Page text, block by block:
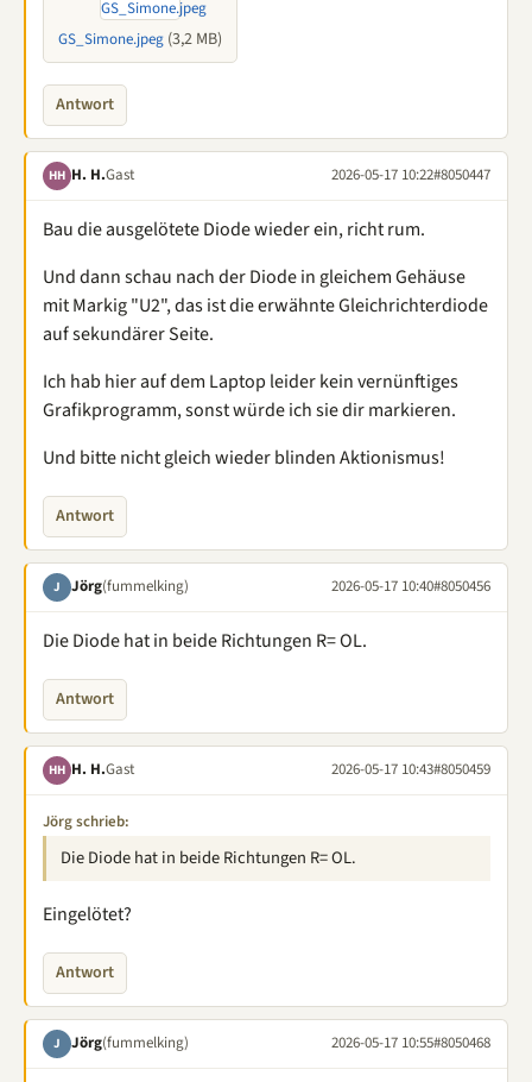
GS_Simone.jpeg (3,2 MB)
Antwort
HH H. H.Gast 2026-05-17 10:22#8050447
Bau die ausgelötete Diode wieder ein, richt rum.
Und dann schau nach der Diode in gleichem Gehäuse
mit Markig "U2", das ist die erwähnte Gleichrichterdiode
auf sekundärer Seite.
Ich hab hier auf dem Laptop leider kein vernünftiges
Grafikprogramm, sonst würde ich sie dir markieren.
Und bitte nicht gleich wieder blinden Aktionismus!
Antwort
J Jörg(fummelking) 2026-05-17 10:40#8050456
Die Diode hat in beide Richtungen R= OL.
Antwort
HH H. H.Gast 2026-05-17 10:43#8050459
Jörg schrieb:
Die Diode hat in beide Richtungen R= OL.
Eingelötet?
Antwort
J Jörg(fummelking) 2026-05-17 10:55#8050468